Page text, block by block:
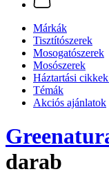
Márkák
Tisztítószerek
Mosogatószerek
Mosószerek
Háztartási
Témák
Akciós ajánlatok
darab